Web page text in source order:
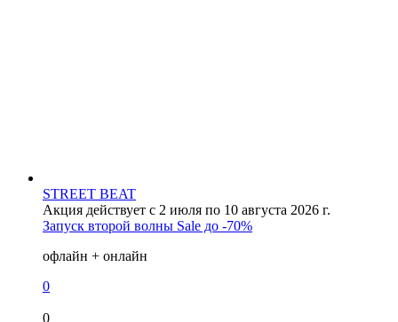
STREET BEAT
Акция действует с 2 июля по 10 августа 2026 г.
Запуск второй волны Sale до -70%
офлайн + онлайн
0
0